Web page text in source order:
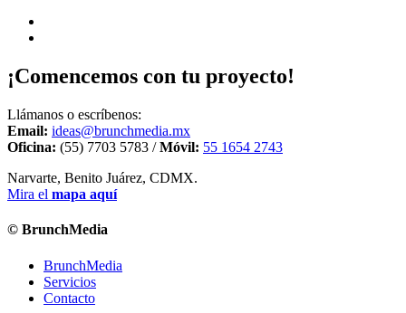
¡Comencemos con tu proyecto!
Llámanos o escríbenos:
Email: ideas@brunchmedia.mx
Oficina: (55) 7703 5783 /Móvil: 55 1654 2743
Narvarte, Benito Juárez, CDMX.
Mira el mapa aquí
© BrunchMedia
BrunchMedia
Servicios
Contacto